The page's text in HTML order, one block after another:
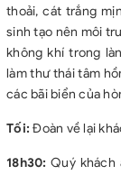
thoải, cát trắng
sinh tạo nên môi
không khí trong
làm thư thái tâm
các bãi biển của
Tối:Đoàn về lại
18h30: Quý khách